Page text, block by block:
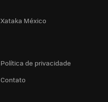
Xataka México
Política de privacidade
Contato